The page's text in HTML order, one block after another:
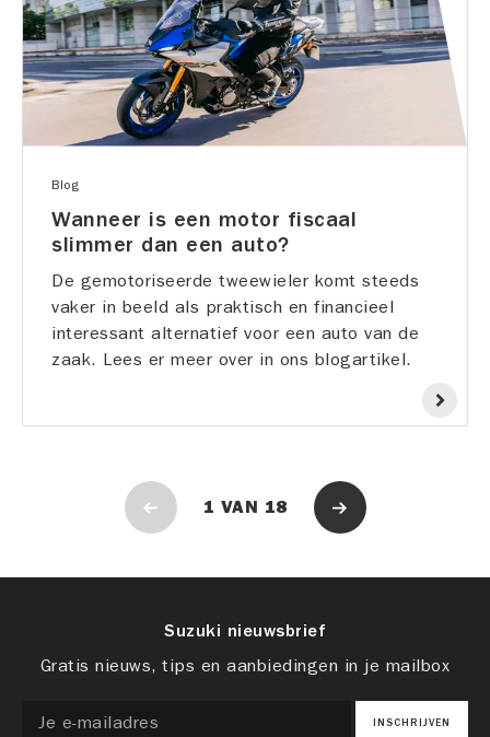
Blog
Wanneer is een motor fiscaal
slimmer dan een auto?
De gemotoriseerde tweewieler komt steeds
vaker in beeld als praktisch en financieel
interessant alternatief voor een auto van de
zaak. Lees er meer over in ons blogartikel.
1 VAN 18
Suzuki nieuwsbrief
Gratis nieuws, tips en aanbiedingen in je mailbox
INSCHRIJVEN